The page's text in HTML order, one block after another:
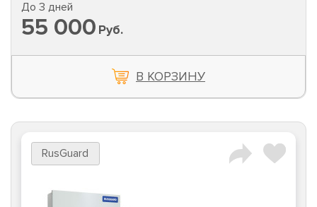
До 3 дней
55 000 Руб.
В КОРЗИНУ
RusGuard